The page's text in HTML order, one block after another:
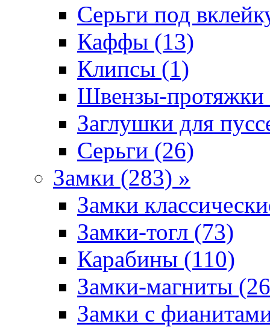
Серьги под
Каффы (13)
Клипсы (1)
Швензы-протяжки
Заглушки для
Серьги (26)
Замки (283) »
Замки
Замки-тогл (73)
Карабины (110)
Замки-магниты
Замки с